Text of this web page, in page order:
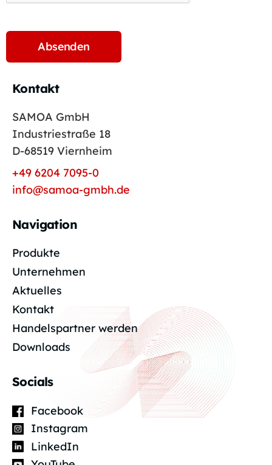
Kontakt
SAMOA GmbH
Industriestraße 18
D-68519 Viernheim
+49 6204 7095-0
info@samoa-gmbh.de
Navigation
Produkte
Unternehmen
Aktuelles
Kontakt
Handelspartner werden
Downloads
Socials
Facebook
Instagram
LinkedIn